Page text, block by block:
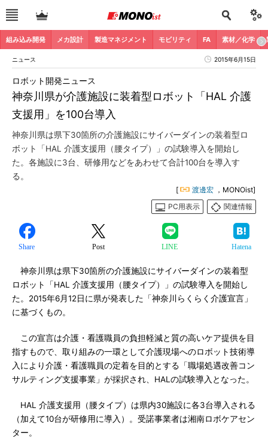
組み込み開発 メカ設計 製造マネジメント モビリティ FA 素材／化学
ニュース 2015年6月15日
神奈川県が介護施設に装着型ロボット「HAL 介護
支援用」を100台導入
ロボット開発ニュース
神奈川県は県下30箇所の介護施設にサイバーダインの装着型ロ
ボット「HAL 介護支援用（腰タイプ）」の試験導入を開始し
た。各施設に3台、研修用などをあわせて合計100台を導入す
る。
[ 渡邊宏 ，MONOist]
PC用表示
関連情報
Share Post LINE Hatena
神奈川県は県下30箇所の介護施設にサイバーダインの装着型
ロボット「HAL 介護支援用（腰タイプ）」の試験導入を開始し
た。2015年6月12日に県が発表した「神奈川らくらく介護宣言」
に基づくもの。
この宣言は介護・看護職員の負担軽減と質の高いケア提供を目
指すもので、取り組みの一環として介護現場へのロボット技術導
入により介護・看護職員の定着を目的とする「職場処遇改善コン
サルティング支援事業」が採択され、HALの試験導入となった。
HAL 介護支援用（腰タイプ）は県内30施設に各3台導入される
（加えて10台が研修用に導入）。受諾事業者は湘南ロボケアセン
ター。